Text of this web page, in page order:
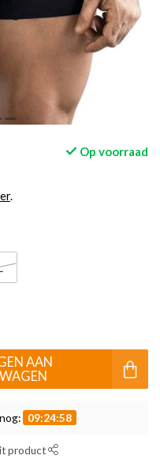
Op voorraad
.
AAN
09:24:58
product